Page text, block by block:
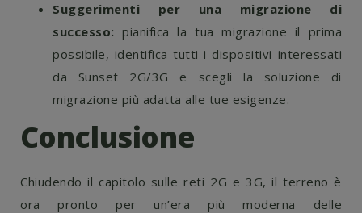
Suggerimenti per una migrazione di
successo: pianifica la tua migrazione il prima
possibile, identifica tutti i dispositivi interessati
da Sunset 2G/3G e scegli la soluzione di
migrazione più adatta alle tue esigenze.
Conclusione
Chiudendo il capitolo sulle reti 2G e 3G, il terreno è
ora pronto per un’era più moderna delle